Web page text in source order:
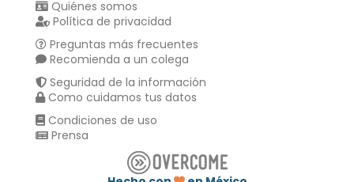
Quiénes somos
Política de privacidad
Preguntas más frecuentes
Recomienda a un colega
Seguridad de la información
Como cuidamos tus datos
Condiciones de uso
Prensa